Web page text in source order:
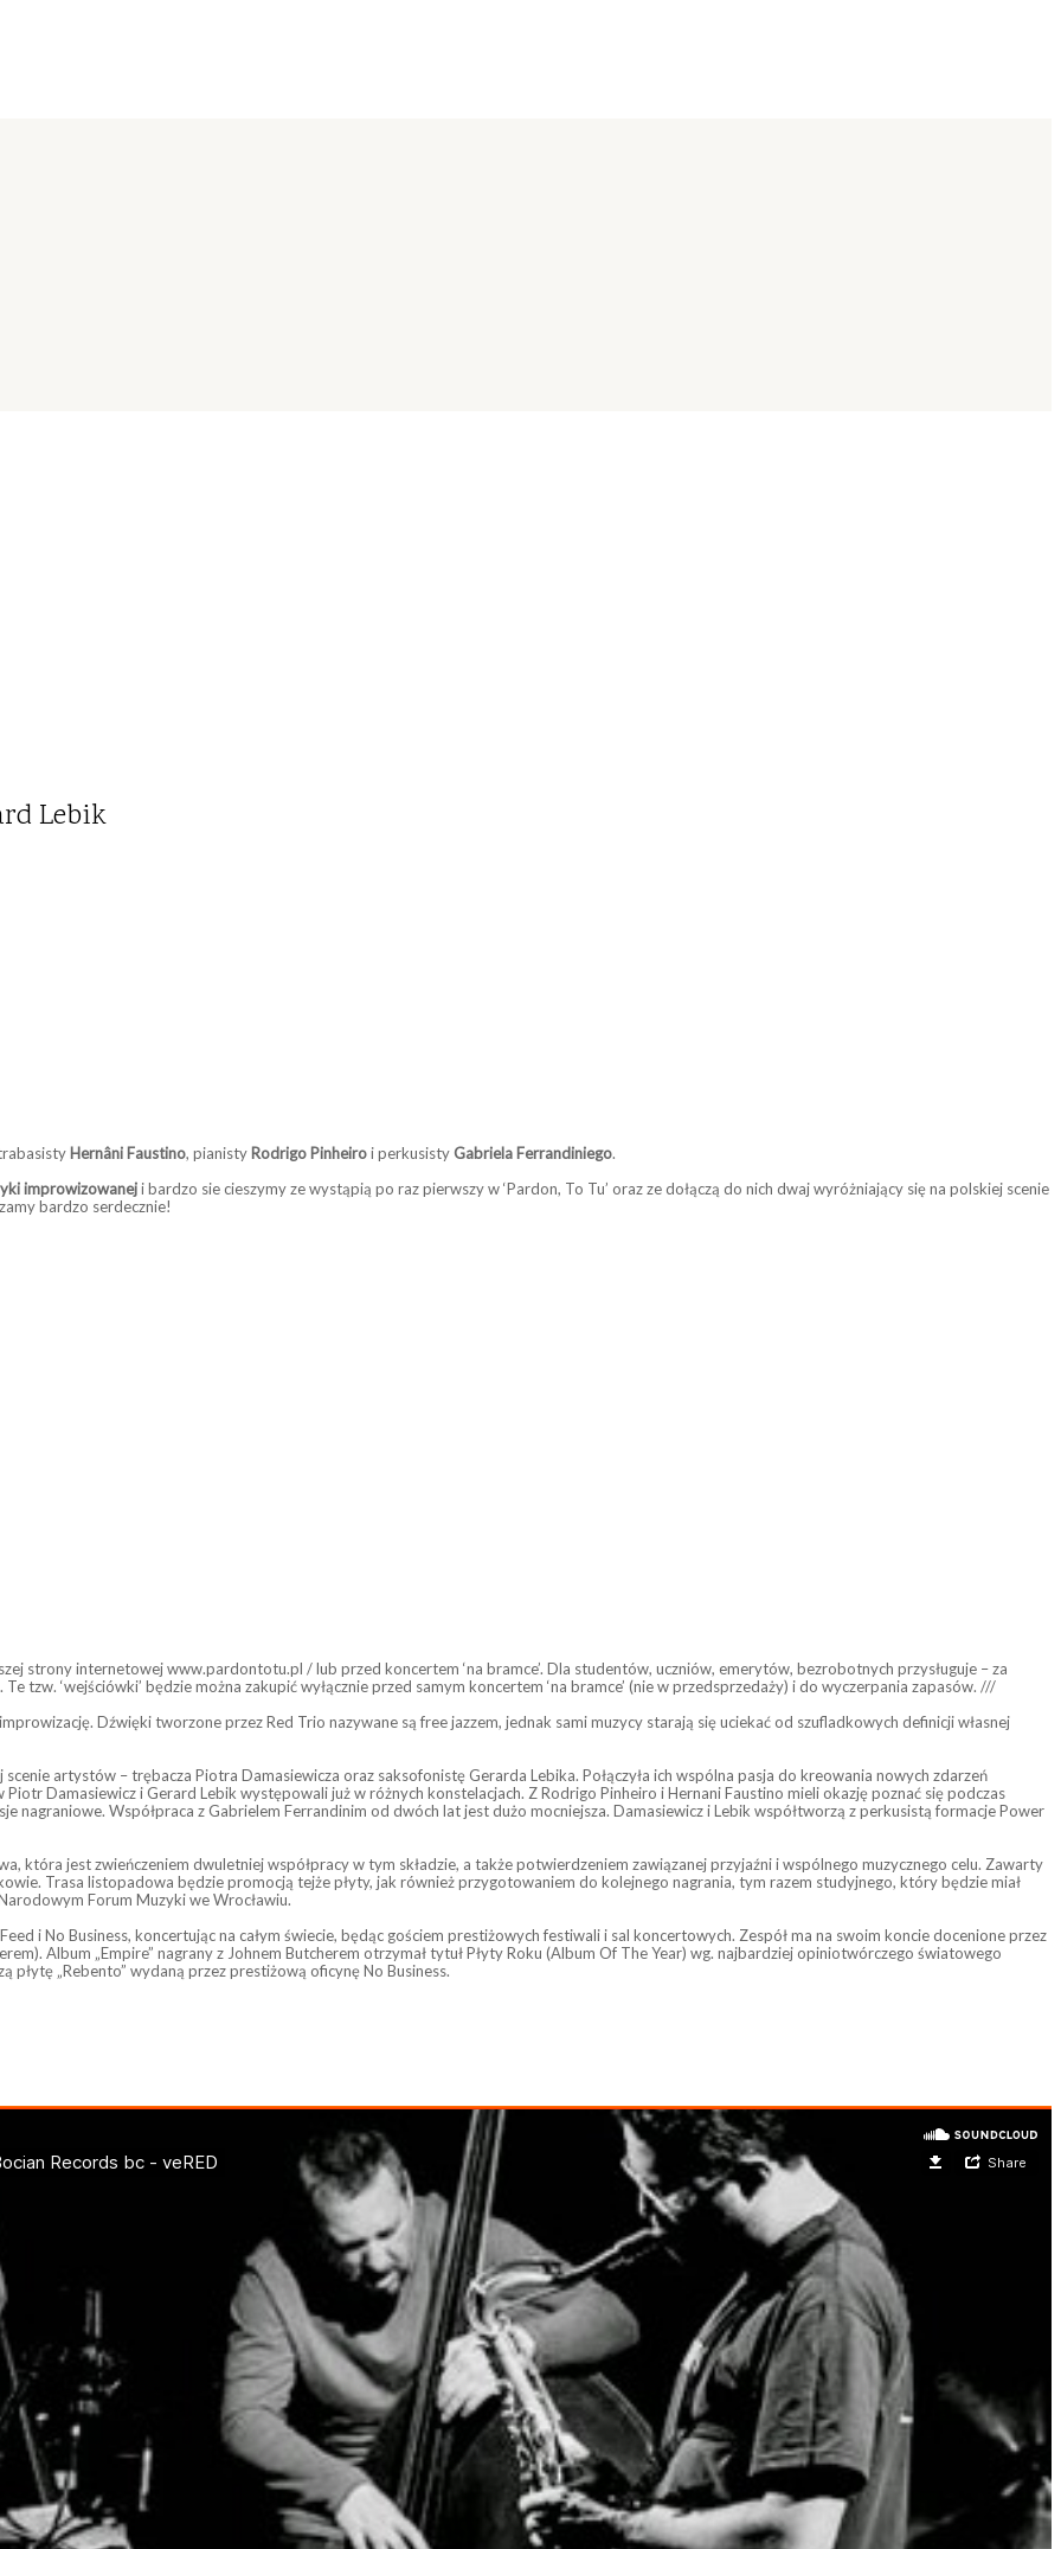
Lebik
Hernâni Faustino, pianisty Rodrigo Pinheiroi perkusistyGabriela Ferrandiniego.
improwizowaneji bardzo sie cieszymy ze wystąpią po raz pierwszy w ‘Pardon, To Tu’ oraz ze dołączą do nich dwaj wyróżniający się na polskiej scenie
bardzo serdecznie!
strony internetowej www.pardontotu.pl / lub przed koncertem ‘na bramce’. Dla studentów, uczniów, emerytów, bezrobotnych przysługuje – za
tzw. ‘wejściówki’ będzie można zakupić wyłącznie przed samym koncertem ‘na bramce’ (nie w przedsprzedaży) i do wyczerpania zapasów. ///
Dźwięki tworzone przez Red Trio nazywane są free jazzem, jednak sami muzycy starają się uciekać od szufladkowych definicji własnej
artystów – trębacza Piotra Damasiewicza oraz saksofonistę Gerarda Lebika. Połączyła ich wspólna pasja do kreowania nowych zdarzeń
Damasiewicz i Gerard Lebik występowali już w różnych konstelacjach. Z Rodrigo Pinheiro i Hernani Faustino mieli okazję poznać się podczas
Współpraca z Gabrielem Ferrandinim od dwóch lat jest dużo mocniejsza. Damasiewicz i Lebik współtworzą z perkusistą formacje Power
która jest zwieńczeniem dwuletniej współpracy w tym składzie, a także potwierdzeniem zawiązanej przyjaźni i wspólnego muzycznego celu. Zawarty
Trasa listopadowa będzie promocją tejże płyty, jak również przygotowaniem do kolejnego nagrania, tym razem studyjnego, który będzie miał
Forum Muzyki we Wrocławiu.
i No Business, koncertując na całym świecie, będąc gościem prestiżowych festiwali i sal koncertowych. Zespół ma na swoim koncie docenione przez
Album „Empire” nagrany z Johnem Butcherem otrzymał tytuł Płyty Roku (Album Of The Year) wg. najbardziej opiniotwórczego światowego
„Rebento” wydaną przez prestiżową oficynę No Business.